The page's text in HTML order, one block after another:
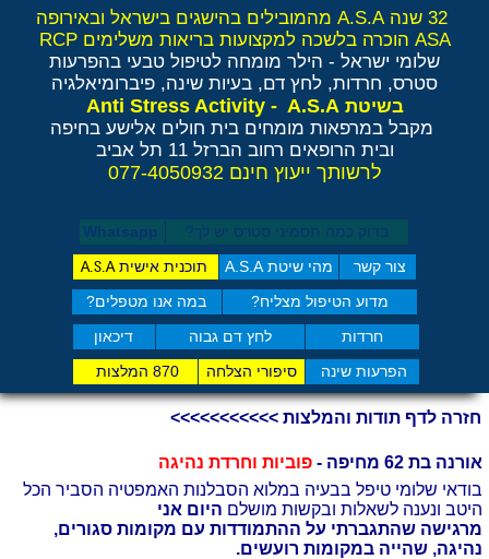
צור קשר מהי שיטת A.S.A תוכנית אישיתA.S.A
חרדות לחץ דם גבוה דיכאון
מדוע הטיפול מצליח? במה אנו מטפלים?
הפרעות שינה סיפורי הצלחה 870 המלצות
בדוק כמה תסמיני סט​רס יש לך? Whatsapp
32 שנה A.S.A מהמובילים בהישגים בישראל ובאירופה
ASA הוכרה בלשכה למקצועות בריאות משלימים RCP
שלומי ישראל - הילר מומחה לטיפול טבעי בהפרעות
סטרס, חרדות, לחץ דם, בעיות שינה, פיברומיאלגיה
בשיטת Anti Stress Activity - A.S.A
מקבל במרפאות מומחים בית חולים אלישע בחיפה
ובית הרופאים רחוב הברזל 11 תל אביב
לרשותך ייעוץ חינם 077-4050932
אורנה בת 62 מחיפה -
פוביות וחרדת נהיגה
בודאי שלומי טיפל בבעיה במלוא הסבלנות האמפטיה הסביר הכל
היטב ונענה לשאלות ובקשות מושלם היום אני
מרגישה שהתגברתי על ההתמודדות עם מקומות סגורים,
נהיגה, שהייה במקומות רועשים.
חזרה לדף תודות והמלצות >>>>>>>>>>>